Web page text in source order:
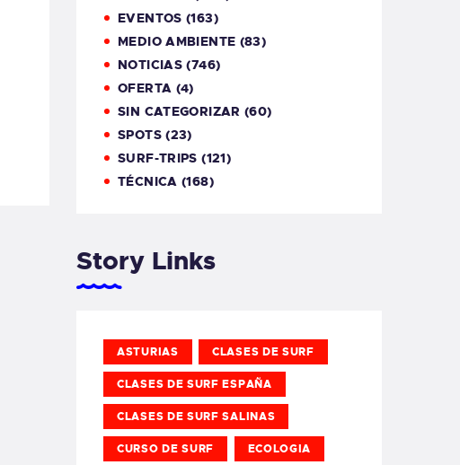
EVENTOS (163)
MEDIO AMBIENTE (83)
NOTICIAS (746)
OFERTA (4)
SIN CATEGORIZAR (60)
SPOTS(23)
SURF-TRIPS (121)
TÉCNICA (168)
Story Links
ASTURIAS CLASES DE SURF
CLASES DE SURF ESPAÑA
CLASES DE SURF SALINAS
CURSO DE SURF ECOLOGIA